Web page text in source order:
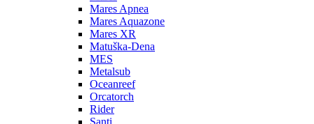
Mares Apnea
Mares Aquazone
Mares XR
Matuška-Dena
MES
Metalsub
Oceanreef
Orcatorch
Rider
Santi